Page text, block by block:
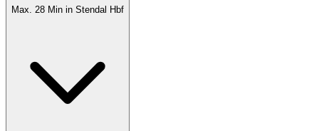
Max. 28 Min in Stendal Hbf